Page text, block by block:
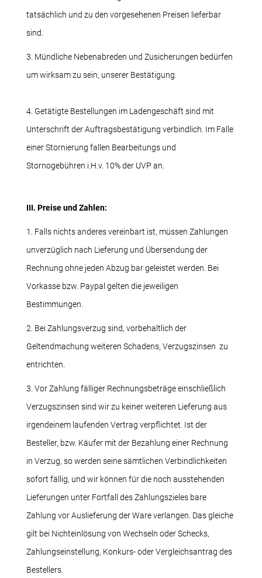
tatsächlich und zu den vorgesehenen Preisen lieferbar
sind.
3. Mündliche Nebenabreden und Zusicherungen bedürfen
um wirksam zu sein, unserer Bestätigung.
4. Getätigte Bestellungen im Ladengeschäft sind mit
Unterschrift der Auftragsbestätigung verbindlich. Im Falle
einer Stornierung fallen Bearbeitungs und
Stornogebühren i.H.v. 10% der UVP an.
III. Preise und Zahlen:
1. Falls nichts anderes vereinbart ist, müssen Zahlungen
unverzüglich nach Lieferung und Übersendung der
Rechnung ohne jeden Abzug bar geleistet werden. Bei
Vorkasse bzw. Paypal gelten die jeweiligen
Bestimmungen.
2. Bei Zahlungsverzug sind, vorbehaltlich der
Geltendmachung weiteren Schadens, Verzugszinsen zu
entrichten.
3. Vor Zahlung fälliger Rechnungsbeträge einschließlich
Verzugszinsen sind wir zu keiner weiteren Lieferung aus
irgendeinem laufenden Vertrag verpflichtet. Ist der
Besteller, bzw. Käufer mit der Bezahlung einer Rechnung
in Verzug, so werden seine sämtlichen Verbindlichkeiten
sofort fällig, und wir können für die noch ausstehenden
Lieferungen unter Fortfall des Zahlungszieles bare
Zahlung vor Auslieferung der Ware verlangen. Das gleiche
gilt bei Nichteinlösung von Wechseln oder Schecks,
Zahlungseinstellung, Konkurs- oder Vergleichsantrag des
Bestellers.